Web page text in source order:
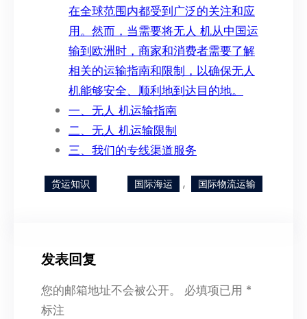
在全球范围内都受到广泛的关注和应
用。然而，当需要将无人 机从中国运
输到欧洲时，商家和消费者需要了解
相关的运输指南和限制，以确保无人
机能够安全、顺利地到达目的地。
一、无人 机运输指南
二、无人 机运输限制
三、我们的专线渠道服务
货运知识 国际海运 , 国际物流运输
发表回复
您的邮箱地址不会被公开。 必填项已用 *
标注